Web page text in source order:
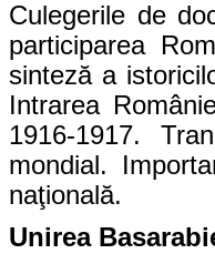
Culegerile de
participarea
sinteză a
Intrarea
1916-1917.
mondial.
naţională.
Unirea